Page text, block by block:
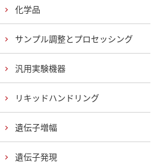
化学品
サンプル調整とプロセッシング
汎用実験機器
リキッドハンドリング
遺伝子増幅
遺伝子発現